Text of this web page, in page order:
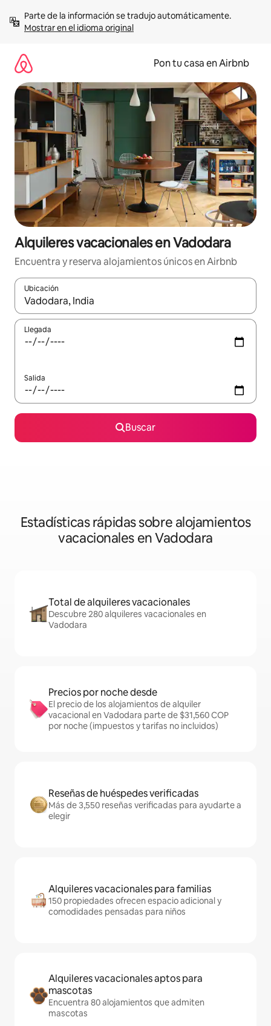
contenidoMostrar en el idioma original
Pon tu casa en Airbnb
Alquileres vacacionales en Vadodara
Encuentra y reserva alojamientos únicos en Airbnb
Ubicación
Cuando los resultados estén disponibles, navega con las
Llegada
Salida
Buscar
Estadísticas rápidas sobre alojamientos
vacacionales en Vadodara
Total de alquileres vacacionales
Descubre 280 alquileres vacacionales en
Vadodara
Precios por noche desde
El precio de los alojamientos de alquiler
vacacional en Vadodara parte de $31,560 COP
por noche (impuestos y tarifas no incluidos)
Reseñas de huéspedes verificadas
Más de 3,550 reseñas verificadas para ayudarte a
elegir
Alquileres vacacionales para familias
150 propiedades ofrecen espacio adicional y
comodidades pensadas para niños
Alquileres vacacionales aptos para
mascotas
Encuentra 80 alojamientos que admiten
mascotas